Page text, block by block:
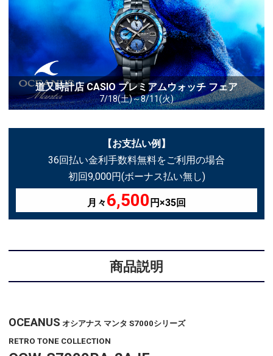
道又時計店 CASIO プレミアムウォッチ フェア
7/18(土)～8/11(火)
【お支払い例】
36回払い金利手数料無料をご利用の場合
初回9,000円(ボーナス払い無し)
月々6,500 円×35回
商品説明
OCEANUS オシアナス マンタ S7000シリーズ
RETRO TONE COLLECTION